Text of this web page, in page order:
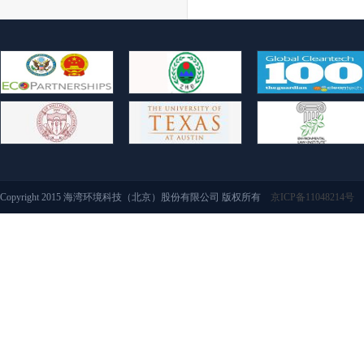
Copyright 2015 海湾环境科技（北京）股份有限公司 版权所有 京ICP备11048214号